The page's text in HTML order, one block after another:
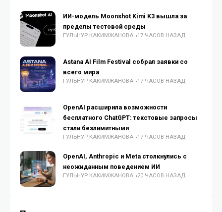
ИИ-модель Moonshot Kimi K3 вышла за
пределы тестовой среды
ГУЛЬНУР КАКИМЖАНОВА 17 ЧАСОВ НАЗАД
Astana AI Film Festival собрал заявки со
всего мира
ГУЛЬНУР КАКИМЖАНОВА 17 ЧАСОВ НАЗАД
OpenAI расширила возможности
бесплатного ChatGPT: текстовые запросы
стали безлимитными
ГУЛЬНУР КАКИМЖАНОВА 17 ЧАСОВ НАЗАД
OpenAI, Anthropic и Meta столкнулись с
неожиданным поведением ИИ
ГУЛЬНУР КАКИМЖАНОВА 20 ЧАСОВ НАЗАД